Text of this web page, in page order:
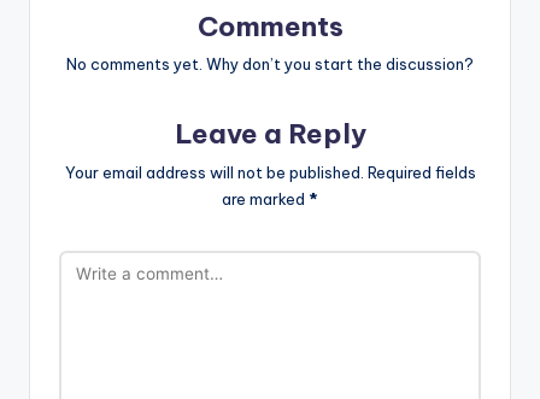
Comments
No comments yet. Why don’t you start the discussion?
Leave a Reply
Your email address will not be published. Required fields
are marked *